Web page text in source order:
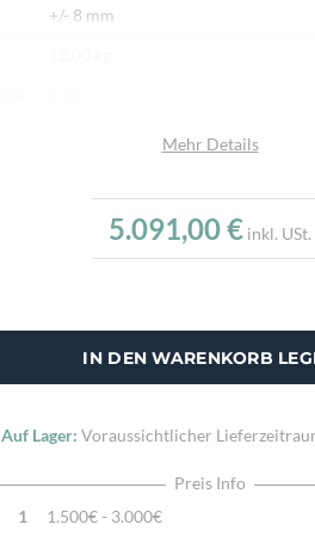
+/- 8 mm
Natürliche Schafwolle, Von Hand
Machart
Mehr Details
5.091,00 € inkl. USt.
IN DEN WARENKORB
Auf Lager: Voraussichtlicher
Preis Info
1
1.500€ - 3.000€